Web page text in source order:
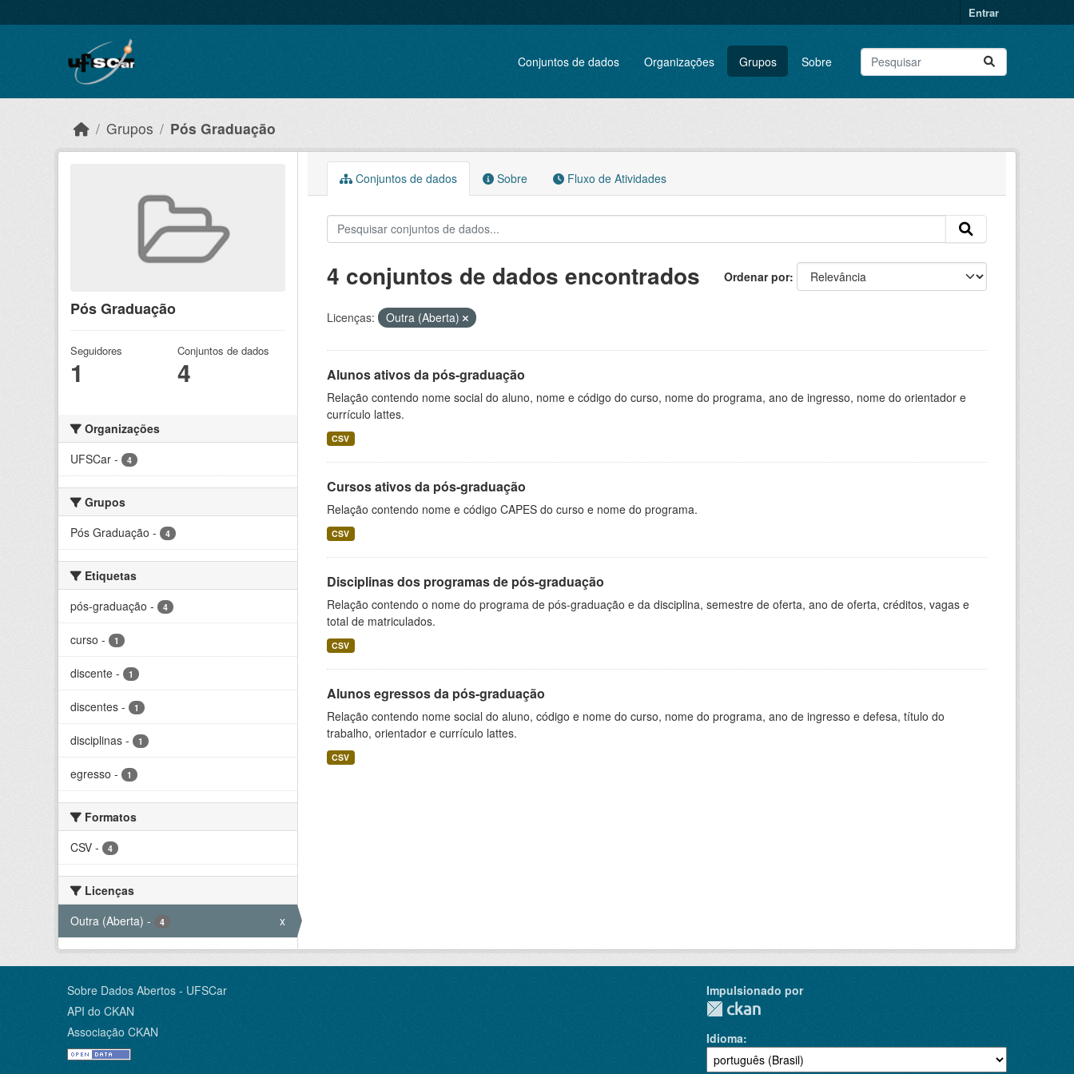
Entrar
Conjuntos de dados Organizações Grupos Sobre
Grupos Pós Graduação
Pós Graduação
Seguidores
1
Conjuntos de dados
4
Organizações
UFSCar - 4
Grupos
Pós Graduação - 4
Etiquetas
pós-graduação - 4
curso - 1
discente - 1
discentes - 1
disciplinas - 1
egresso - 1
Formatos
CSV - 4
Licenças
Outra (Aberta) - 4 x
Conjuntos de dados Sobre Fluxo de Atividades
Ordenar por
4 conjuntos de dados encontrados
Licenças: Outra (Aberta)
Alunos ativos da pós-graduação
Relação contendo nome social do aluno, nome e código do curso, nome do programa, ano de ingresso, nome do orientador e
currículo lattes.
CSV
Cursos ativos da pós-graduação
Relação contendo nome e código CAPES do curso e nome do programa.
CSV
Disciplinas dos programas de pós-graduação
Relação contendo o nome do programa de pós-graduação e da disciplina, semestre de oferta, ano de oferta, créditos, vagas e
total de matriculados.
CSV
Alunos egressos da pós-graduação
Relação contendo nome social do aluno, código e nome do curso, nome do programa, ano de ingresso e defesa, título do
trabalho, orientador e currículo lattes.
CSV
Sobre Dados Abertos - UFSCar
API do CKAN
Associação CKAN
Impulsionado por
Idioma